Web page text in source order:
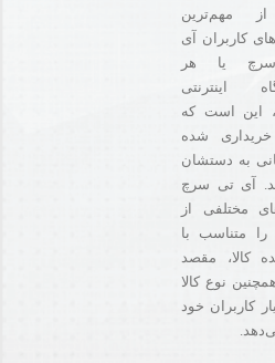
مهم‌ترین
کاربران آی
یا هر
اینترنتی
این است که
خریداری شده
به دستشان
آی تی سرچ
مختلفی از
را متناسب با
کالا،‌ مقصد
نوع کالا
کاربران خود